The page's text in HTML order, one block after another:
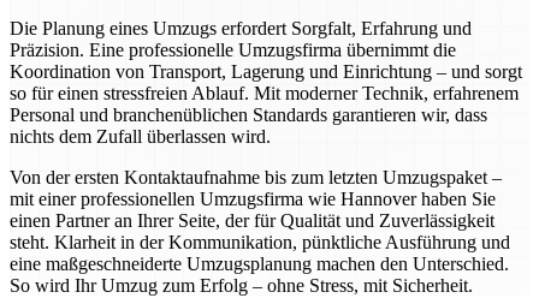
Die Planung eines Umzugs erfordert Sorgfalt, Erfahrung und
Präzision. Eine professionelle Umzugsfirma übernimmt die
Koordination von Transport, Lagerung und Einrichtung – und sorgt
so für einen stressfreien Ablauf. Mit moderner Technik, erfahrenem
Personal und branchenüblichen Standards garantieren wir, dass
nichts dem Zufall überlassen wird.
Von der ersten Kontaktaufnahme bis zum letzten Umzugspaket –
mit einer professionellen Umzugsfirma wie Hannover haben Sie
einen Partner an Ihrer Seite, der für Qualität und Zuverlässigkeit
steht. Klarheit in der Kommunikation, pünktliche Ausführung und
eine maßgeschneiderte Umzugsplanung machen den Unterschied.
So wird Ihr Umzug zum Erfolg – ohne Stress, mit Sicherheit.